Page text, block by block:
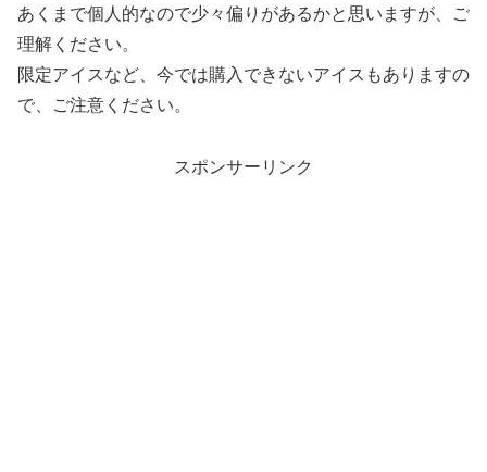
あくまで個人的なので少々偏りがあるかと思いますが、ご
理解ください。
限定アイスなど、今では購入できないアイスもありますの
で、ご注意ください。
スポンサーリンク